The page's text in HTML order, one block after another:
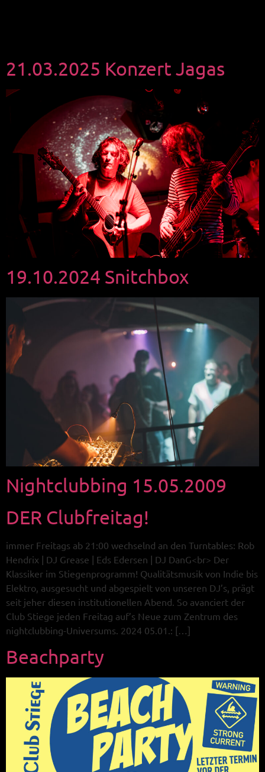
21.03.2025 Konzert Jagas
19.10.2024 Snitchbox
Nightclubbing 15.05.2009
DER Clubfreitag!
immer Freitags ab 21:00 wechselnd an den Turntables: Rob
Hendrix | DJ Grease | Eds Edersen | DJ DanG<br> Der
Klassiker im Stiegenprogramm! Qualitätsmusik von Indie bis
Elektro, ausgesucht und abgespielt von unseren DJ’s, prägt
seit jeher diesen institutionellen Abend. So avanciert der
Club Stiege jeden Freitag auf’s Neue zum Zentrum des
nightclubbing-Universums. 2024 05.01.: […]
Beachparty